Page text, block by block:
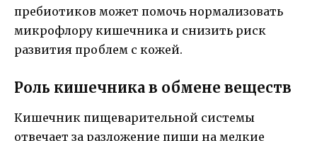
пребиотиков может помочь нормализовать
микрофлору кишечника и снизить риск
развития проблем с кожей.
Роль кишечника в обмене веществ
Кишечник пищеварительной системы
отвечает за разложение пищи на мелкие